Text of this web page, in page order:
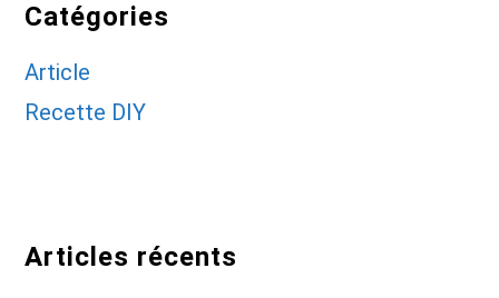
Catégories
Article
Recette DIY
Articles récents